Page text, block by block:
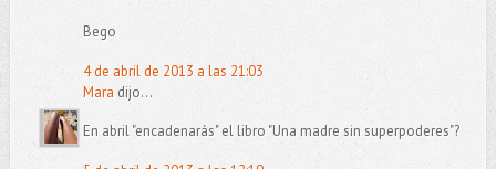
Bego
4 de abril de 2013 a las 21:03
Mara dijo...
En abril "encadenarás" el libro "Una madre sin superpoderes"?